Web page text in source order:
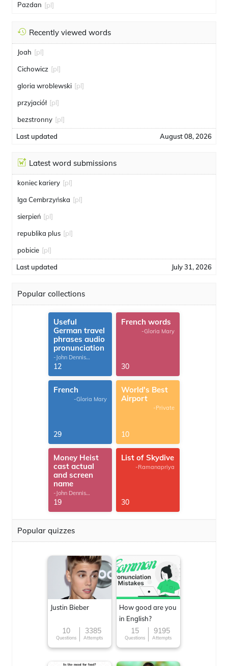
Pazdan [pl]
Recently viewed words
Joah [pl]
Cichowicz [pl]
gloria wroblewski [pl]
przyjaciół [pl]
bezstronny [pl]
Last updated August 08, 2026
Latest word submissions
koniec kariery [pl]
Iga Cembrzyńska [pl]
sierpień [pl]
republika plus [pl]
pobicie [pl]
Last updated July 31, 2026
Popular collections
Useful
German travel
phrases audio
pronunciation
-John Dennis
G.Thomas
12
French words
-Gloria Mary
30
French
-Gloria Mary
29
World's Best
Airport
-Private
10
Money Heist
cast actual
and screen
name
-John Dennis
G.Thomas
19
List of Skydive
-Ramanapriya
30
Popular quizzes
Justin Bieber
10
Questions
3385
Attempts
How good are you
in English?
15
Questions
9195
Attempts